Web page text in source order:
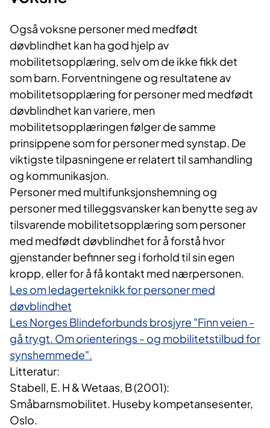
Også voksne personer med medfødt
døvblindhet kan ha god hjelp av
mobilitetsopplæring, selv om de ikke fikk det
som barn. Forventningene og resultatene av
mobilitetsopplæring for personer med medfødt
døvblindhet kan variere, men
mobilitetsopplæringen følger de samme
prinsippene som for personer med synstap. De
viktigste tilpasningene er relatert til samhandling
og kommunikasjon.
Personer med multifunksjonshemning og
personer med tilleggsvansker kan benytte seg av
tilsvarende mobilitetsopplæring som personer
med medfødt døvblindhet for å forstå hvor
gjenstander befinner seg i forhold til sin egen
kropp, eller for å få kontakt med nærpersonen.
Les om ledagerteknikk for personer med
døvblindhet
Les Norges Blindeforbunds brosjyre "Finn veien -
gå trygt. Om orienterings - og mobilitetstilbud for
synshemmede".
Litteratur:
Stabell, E. H & Wetaas, B (2001):
Småbarnsmobilitet. Huseby kompetansesenter,
Oslo.